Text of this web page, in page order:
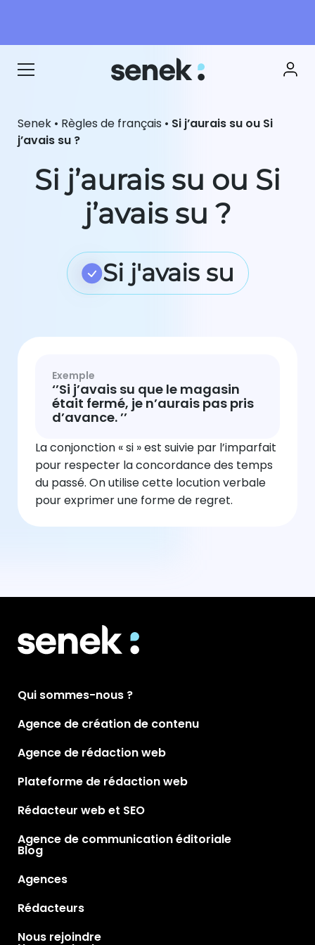
Senek • Règles de français • Si j’aurais su ou Si
j’avais su ?
Si j’aurais su ou Si
j’avais su ?
Si j'avais su
Exemple
‘’Si j’avais su que le magasin
était fermé, je n’aurais pas pris
d’avance. ’’
La conjonction « si » est suivie par l’imparfait
pour respecter la concordance des temps
du passé. On utilise cette locution verbale
pour exprimer une forme de regret.
Qui sommes-nous ?
Agence de création de contenu
Agence de rédaction web
Plateforme de rédaction web
Rédacteur web et SEO
Agence de communication éditoriale
Blog
Agences
Rédacteurs
Nous rejoindre